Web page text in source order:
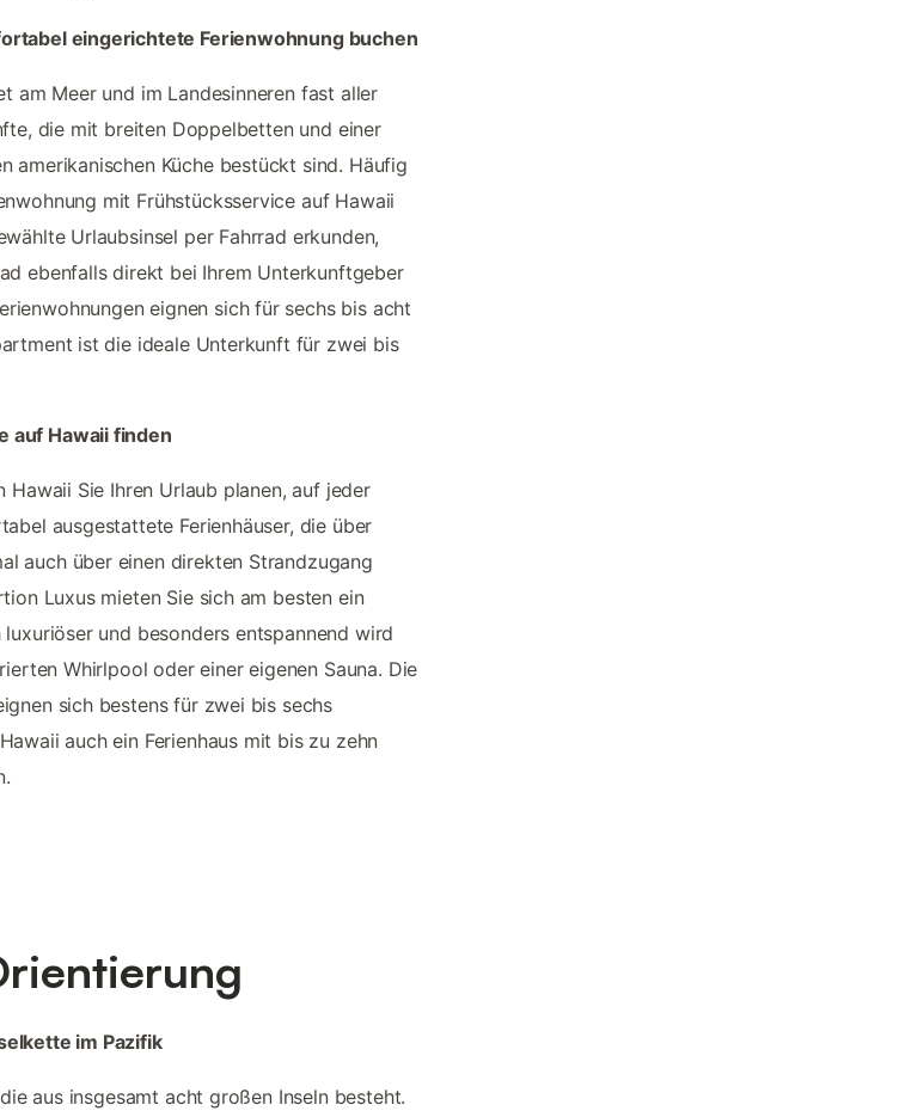
eingerichtete Ferienwohnung buchen
am Meer und im Landesinneren fast aller
die mit breiten Doppelbetten und einer
amerikanischen Küche bestückt sind. Häufig
mit Frühstücksservice auf Hawaii
Urlaubsinsel per Fahrrad erkunden,
ebenfalls direkt bei Ihrem Unterkunftgeber
eignen sich für sechs bis acht
ist die ideale Unterkunft für zwei bis
auf Hawaii finden
Hawaii Sie Ihren Urlaub planen, auf jeder
ausgestattete Ferienhäuser, die über
auch über einen direkten Strandzugang
Luxus mieten Sie sich am besten ein
und besonders entspannend wird
Whirlpool oder einer eigenen Sauna. Die
sich bestens für zwei bis sechs
auch ein Ferienhaus mit bis zu zehn
im Pazifik
aus insgesamt acht großen Inseln besteht.